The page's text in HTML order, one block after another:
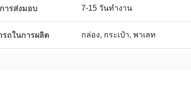
การส่งมอบ 7-15 วันทํางาน
รถในการผลิต กล่อง, กระเป๋า, พาเลท